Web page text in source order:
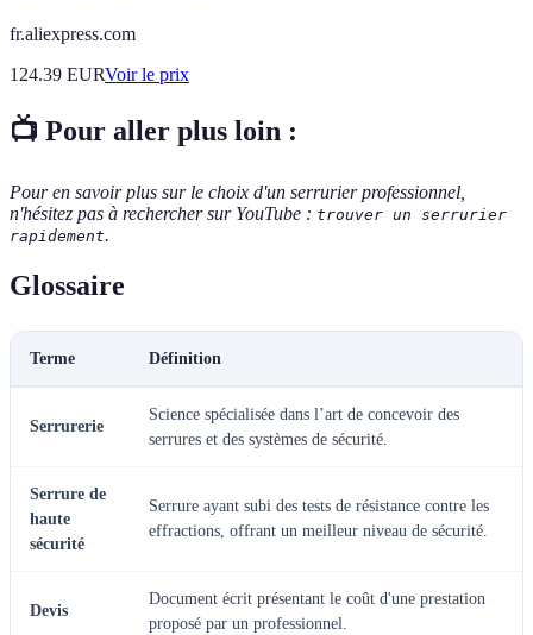
fr.aliexpress.com
124.39 EURVoir le prix
📺 Pour aller plus loin :
Pour en savoir plus sur le choix d'un serrurier professionnel,
n'hésitez pas à rechercher sur YouTube : trouver un serrurier
rapidement.
Glossaire
Terme Définition
Serrurerie
Science spécialisée dans l’art de concevoir des
serrures et des systèmes de sécurité.
Serrure de
haute
sécurité
Serrure ayant subi des tests de résistance contre les
effractions, offrant un meilleur niveau de sécurité.
Devis
Document écrit présentant le coût d'une prestation
proposé par un professionnel.